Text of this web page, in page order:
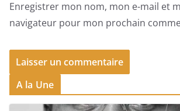
Enregistrer mon nom, mon e-mail et
navigateur pour mon prochain
A la Une